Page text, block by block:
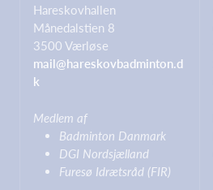
Hareskovhallen
Månedalstien 8
3500 Værløse
mail@hareskovbadminton.d
k
Medlem af
Badminton Danmark
DGI Nordsjælland
Furesø Idrætsråd (FIR)